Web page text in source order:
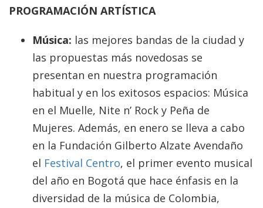
PROGRAMACIÓN ARTÍSTICA
Música: las mejores bandas de la ciudad y
las propuestas más novedosas se
presentan en nuestra programación
habitual y en los exitosos espacios: Música
en el Muelle, Nite n’ Rock y Peña de
Mujeres. Además, en enero se lleva a cabo
en la Fundación Gilberto Alzate Avendaño
el Festival Centro, el primer evento musical
del año en Bogotá que hace énfasis en la
diversidad de la música de Colombia,